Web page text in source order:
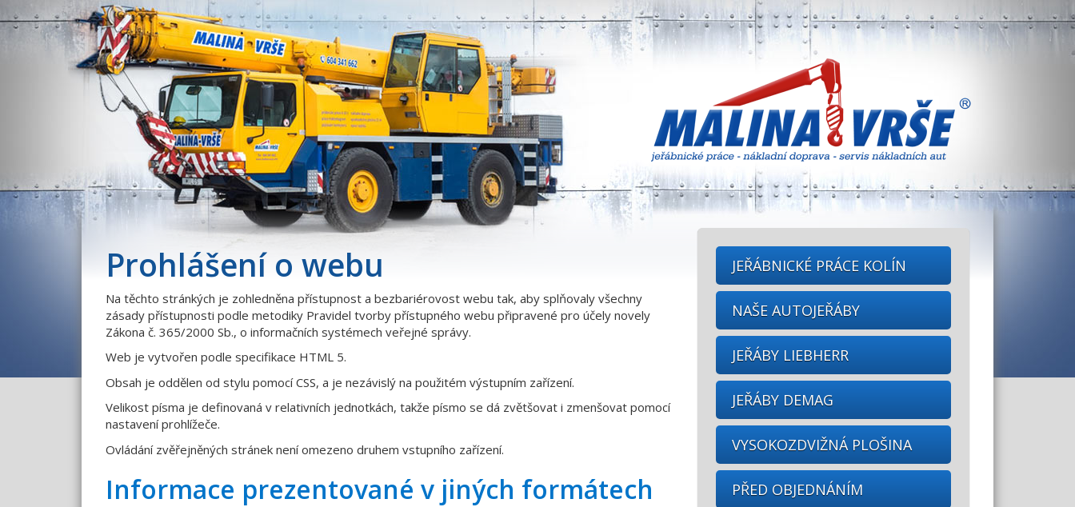
Prohlášení o webu
Na těchto stránkých je zohledněna přístupnost a bezbariérovost webu tak, aby splňovaly všechny
zásady přístupnosti podle metodiky Pravidel tvorby přístupného webu připravené pro účely novely
Zákona č. 365/2000 Sb., o informačních systémech veřejné správy.
Web je vytvořen podle specifikace HTML 5.
Obsah je oddělen od stylu pomocí CSS, a je nezávislý na použitém výstupním zařízení.
Velikost písma je definovaná v relativních jednotkách, takže písmo se dá zvětšovat i zmenšovat pomocí
nastavení prohlížeče.
Ovládání zvěřejněných stránek není omezeno druhem vstupního zařízení.
Informace prezentované v jiných formátech
JEŘÁBNICKÉ PRÁCE KOLÍN
NAŠE AUTOJEŘÁBY
JEŘÁBY LIEBHERR
JEŘÁBY DEMAG
VYSOKOZDVIŽNÁ PLOŠINA
PŘED OBJEDNÁNÍM